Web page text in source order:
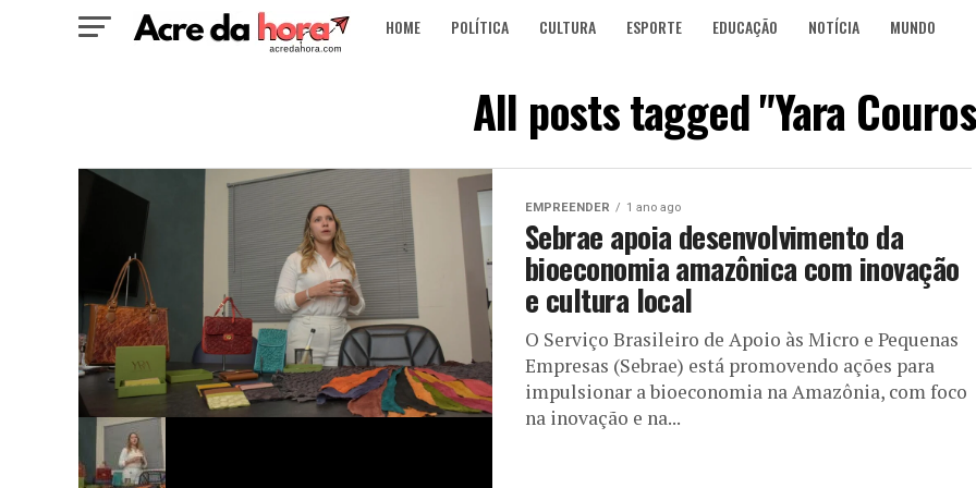
HOME POLÍTICA CULTURA ESPORTE EDUCAÇÃO NOTÍCIA MUNDO
All posts tagged "Yara
EMPREENDER 1 ano ago
Sebrae apoia desenvolvimento da
bioeconomia amazônica com inovação
e cultura local
O Serviço Brasileiro de Apoio às Micro e Pequenas
Empresas (Sebrae) está promovendo ações para
impulsionar a bioeconomia na Amazônia, com foco
na inovação e na...